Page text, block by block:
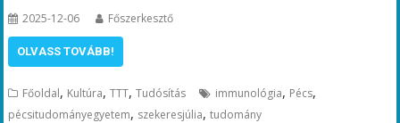
2025-12-06 Főszerkesztő
OLVASS TOVÁBB!
Főoldal, Kultúra,TTT,Tudósítás immunológia, Pécs,
pécsitudományegyetem, szekeresjúlia,tudomány